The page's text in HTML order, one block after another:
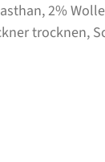
2% Wolle
trocknen,